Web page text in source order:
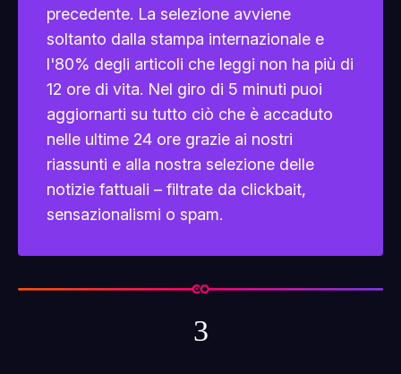
precedente. La selezione avviene
soltanto dalla stampa internazionale e
l'80% degli articoli che leggi non ha più di
12 ore di vita. Nel giro di 5 minuti puoi
aggiornarti su tutto ciò che è accaduto
nelle ultime 24 ore grazie ai nostri
riassunti e alla nostra selezione delle
notizie fattuali – filtrate da clickbait,
sensazionalismi o spam.
3